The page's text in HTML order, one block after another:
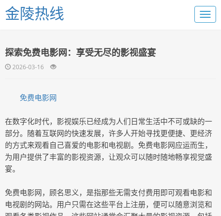
金陵热线
探索免费电影网：享受无尽的影视盛宴
2026-03-16
免费电影网
在数字化时代，影视娱乐已经成为人们日常生活中不可或缺的一
部分。随着互联网的快速发展，许多人开始寻找更便捷、更经济
的方式来观看自己喜爱的电影和电视剧。免费电影网应运而生，
为用户提供了丰富的影视资源，让观众可以随时随地畅享视觉盛
宴。
免费电影网，顾名思义，是指那些无需支付费用即可观看电影和
电视剧的网站。用户只需在这些平台上注册，便可以随意浏览和